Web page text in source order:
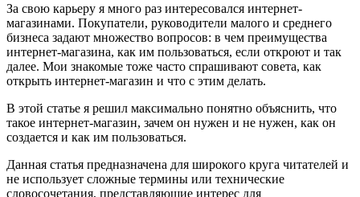
За свою карьеру я много раз интересовался интернет-
магазинами. Покупатели, руководители малого и среднего
бизнеса задают множество вопросов: в чем преимущества
интернет-магазина, как им пользоваться, если откроют и так
далее. Мои знакомые тоже часто спрашивают совета, как
открыть интернет-магазин и что с этим делать.
В этой статье я решил максимально понятно объяснить, что
такое интернет-магазин, зачем он нужен и не нужен, как он
создается и как им пользоваться.
Данная статья предназначена для широкого круга читателей и
не использует сложные термины или технические
словосочетания, представляющие интерес для